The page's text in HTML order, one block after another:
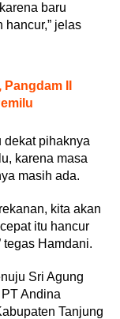
baru
jelas
II
dekat pihaknya
karena masa
masih ada.
kita akan
itu hancur
tegas Hamdani.
Sri Agung
Andina
Tanjung